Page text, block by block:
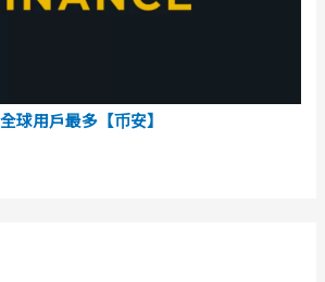
全球用戶最多【币安】